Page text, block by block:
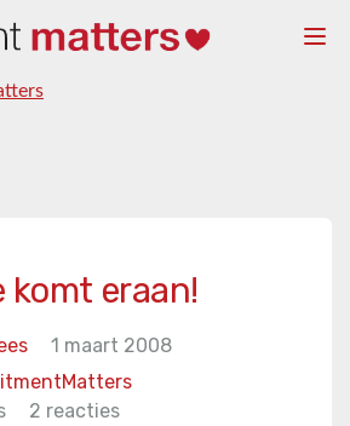
komt eraan!
1 maart 2008
2 reacties